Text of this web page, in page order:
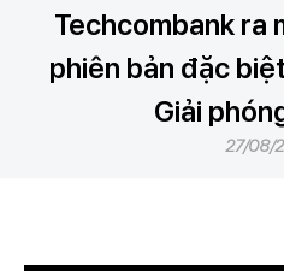
Techcombank ra
phiên bản đặc
Giải
27/08/